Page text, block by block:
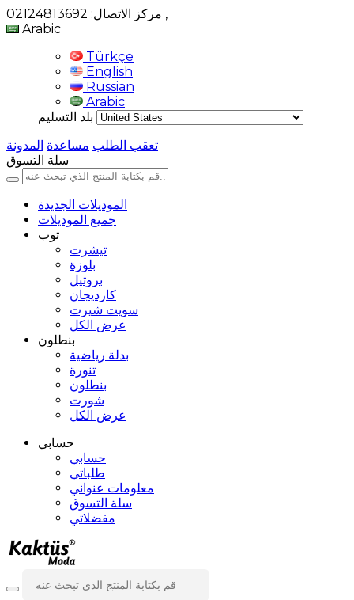
,
Arabic
Türkçe
English
Russian
Arabic
بلد التسليم
تعقب الطلب مساعدة المدونة
سلة التسوق
الموديلات الجديدة
جميع الموديلات
توب
تيشرت
بلوزة
بروتيل
كارديجان
سويت شيرت
عرض الكل
بنطلون
بدلة رياضية
تنورة
بنطلون
شورت
عرض الكل
حسابي
حسابي
طلباتي
معلومات عنواني
سلة التسوق
مفضلاتي